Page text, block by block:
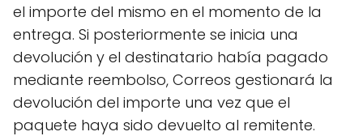
el importe del mismo en el momento de la
entrega. Si posteriormente se inicia una
devolución y el destinatario había pagado
mediante reembolso, Correos gestionará la
devolución del importe una vez que el
paquete haya sido devuelto al remitente.